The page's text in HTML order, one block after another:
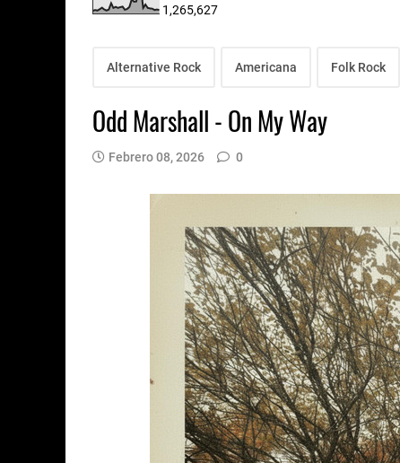
1,265,627
Alternative Rock Americana Folk Rock
Odd Marshall - On My Way
Febrero 08, 2026 0